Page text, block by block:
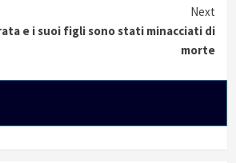
Next
e i suoi figli sono stati minacciati di
morte